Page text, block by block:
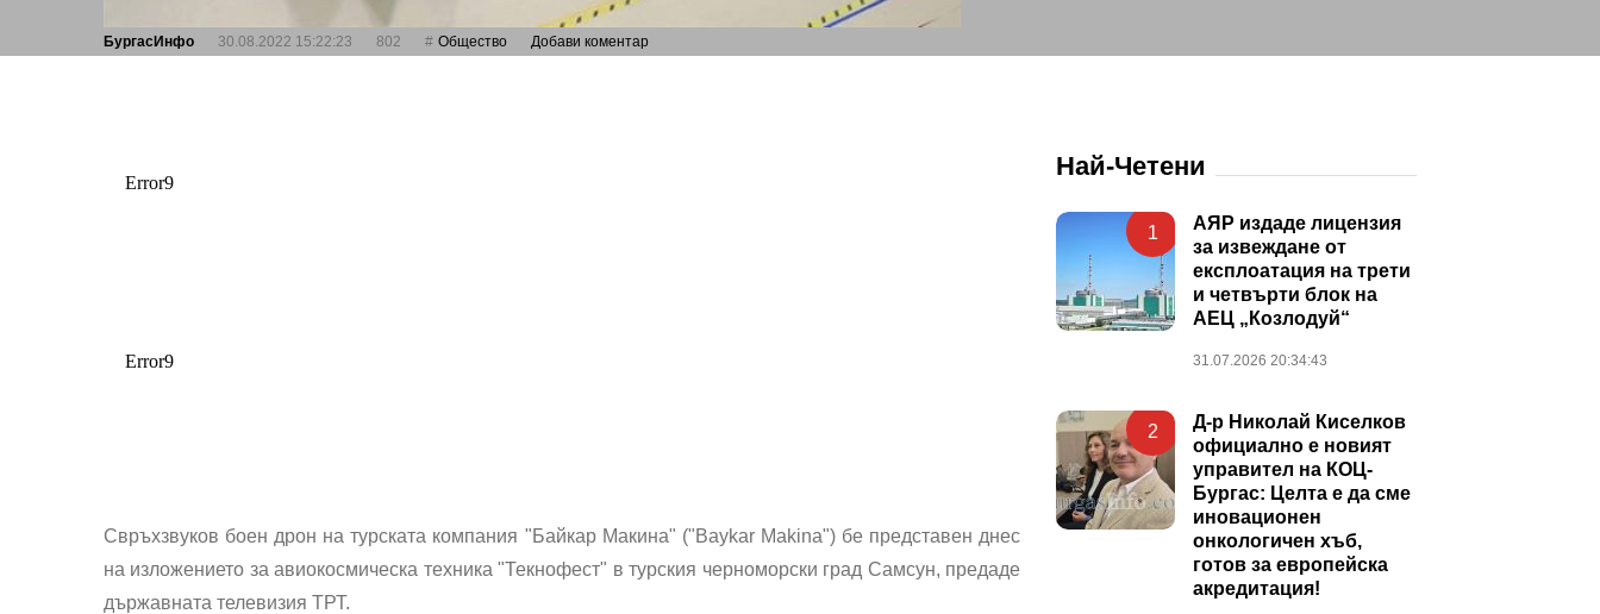
БургасИнфо 30.08.2022 15:22:23 802 Общество Добави коментар
Свръхзвуков боен дрон на турската компания "Байкар Макина" ("Baykar Makina") бе представен днес
на изложението за авиокосмическа техника "Текнофест" в турския черноморски град Самсун, предаде
държавната телевизия ТРТ.
Най-Четени
1
АЯР издаде лицензия
за извеждане от
експлоатация на трети
и четвърти блок на
АЕЦ „Козлодуй“
31.07.2026 20:34:43
2
Д-р Николай Киселков
официално е новият
управител на КОЦ-
Бургас: Целта е да сме
иновационен
онкологичен хъб,
готов за европейска
акредитация!